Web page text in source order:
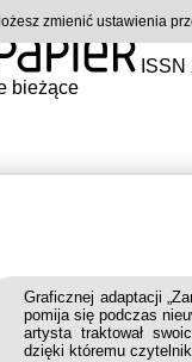
bieżące
Graficznej adaptacji
pomija się podczas
artysta traktował
dzięki któremu
zmienić ustawienia